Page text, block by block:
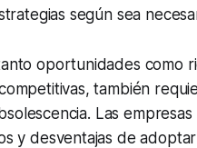
según sea
oportunidades como
también
Las
y desventajas de